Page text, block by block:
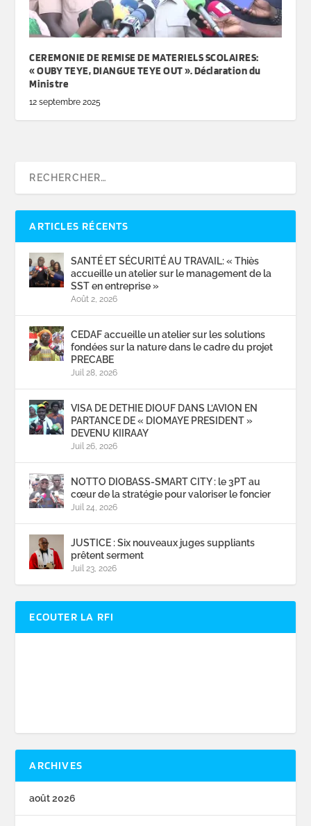
CEREMONIE DE REMISE DE MATERIELS SCOLAIRES:
« OUBY TEYE, DIANGUE TEYE OUT ». Déclaration du
Ministre
12 septembre 2025
ARTICLES RÉCENTS
SANTÉ ET SÉCURITÉ AU TRAVAIL: « Thiès
accueille un atelier sur le management de la
SST en entreprise »
Août 2, 2026
CEDAF accueille un atelier sur les solutions
fondées sur la nature dans le cadre du projet
PRECABE
Juil 28, 2026
VISA DE DETHIE DIOUF DANS L’AVION EN
PARTANCE DE « DIOMAYE PRESIDENT »
DEVENU KIIRAAY
Juil 26, 2026
NOTTO DIOBASS-SMART CITY : le 3PT au
cœur de la stratégie pour valoriser le foncier
Juil 24, 2026
JUSTICE : Six nouveaux juges suppliants
prêtent serment
Juil 23, 2026
ECOUTER LA RFI
ARCHIVES
août 2026